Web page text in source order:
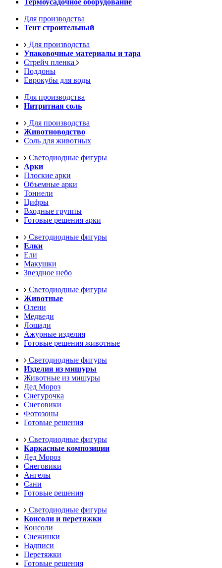
Термоусадочное оборудование
Для производства
Тент строительный
Для производства
Упаковочные материалы и тара
Стрейч пленка
Поддоны
Еврокубы для воды
Для производства
Нитритная соль
Для производства
Животноводство
Соль для животных
Светодиодные фигуры
Арки
Плоские арки
Объемные арки
Тоннели
Цифры
Входные группы
Готовые решения арки
Светодиодные фигуры
Елки
Ели
Макушки
Звездное небо
Светодиодные фигуры
Животные
Олени
Медведи
Лошади
Ажурные изделия
Готовые решения животные
Светодиодные фигуры
Изделия из мишуры
Животные из мишуры
Дед Мороз
Снегурочка
Снеговики
Фотозоны
Готовые решения
Светодиодные фигуры
Каркасные композиции
Дед Мороз
Снеговики
Ангелы
Сани
Готовые решения
Светодиодные фигуры
Консоли и перетяжки
Консоли
Снежинки
Надписи
Перетяжки
Готовые решения